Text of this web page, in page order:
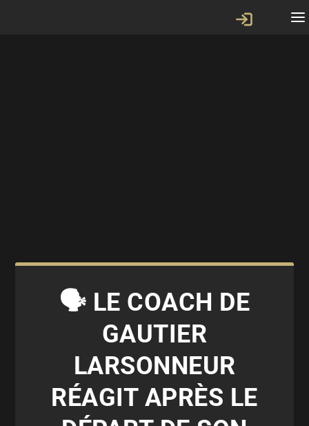
🗣 LE COACH DE
GAUTIER
LARSONNEUR
RÉAGIT APRÈS LE